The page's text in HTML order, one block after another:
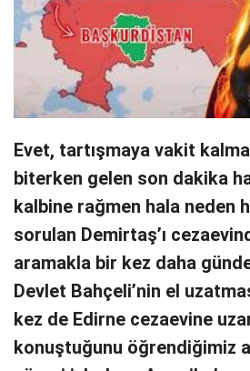
Evet, tartışmaya vakit
biterken gelen son dakika
kalbine rağmen hala neden
sorulan Demirtaş’ı
aramakla bir kez daha
Devlet Bahçeli’nin el
kez de Edirne cezaevine
konuştuğunu öğrendiğimiz